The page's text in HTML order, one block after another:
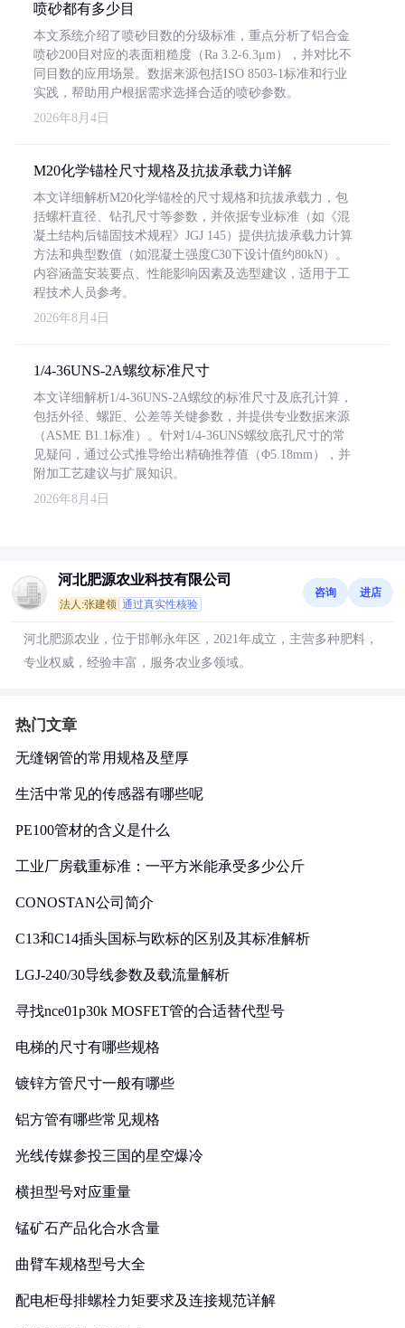
喷砂都有多少目
本文系统介绍了喷砂目数的分级标准，重点分析了铝合金
喷砂200目对应的表面粗糙度（Ra 3.2-6.3μm），并对比不
同目数的应用场景。数据来源包括ISO 8503-1标准和行业
实践，帮助用户根据需求选择合适的喷砂参数。
2026年8月4日
M20化学锚栓尺寸规格及抗拔承载力详解
本文详细解析M20化学锚栓的尺寸规格和抗拔承载力，包
括螺杆直径、钻孔尺寸等参数，并依据专业标准（如《混
凝土结构后锚固技术规程》JGJ 145）提供抗拔承载力计算
方法和典型数值（如混凝土强度C30下设计值约80kN）。
内容涵盖安装要点、性能影响因素及选型建议，适用于工
程技术人员参考。
2026年8月4日
1/4-36UNS-2A螺纹标准尺寸
本文详细解析1/4-36UNS-2A螺纹的标准尺寸及底孔计算，
包括外径、螺距、公差等关键参数，并提供专业数据来源
（ASME B1.1标准）。针对1/4-36UNS螺纹底孔尺寸的常
见疑问，通过公式推导给出精确推荐值（Φ5.18mm），并
附加工艺建议与扩展知识。
2026年8月4日
河北肥源农业科技有限公司
法人:张建领 通过真实性核验
咨询 进店
河北肥源农业，位于邯郸永年区，2021年成立，主营多种肥料，
专业权威，经验丰富，服务农业多领域。
热门文章
无缝钢管的常用规格及壁厚
生活中常见的传感器有哪些呢
PE100管材的含义是什么
工业厂房载重标准：一平方米能承受多少公斤
CONOSTAN公司简介
C13和C14插头国标与欧标的区别及其标准解析
LGJ-240/30导线参数及载流量解析
寻找nce01p30k MOSFET管的合适替代型号
电梯的尺寸有哪些规格
镀锌方管尺寸一般有哪些
铝方管有哪些常见规格
光线传媒参投三国的星空爆冷
横担型号对应重量
锰矿石产品化合水含量
曲臂车规格型号大全
配电柜母排螺栓力矩要求及连接规范详解